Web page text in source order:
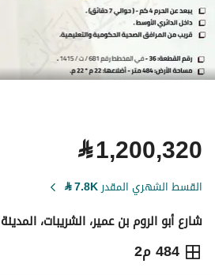
⃁1,200,320
القسط الشهري المقدر7.8K
⃁
شارع أبو الروم بن عمير، الشريبات،
484 م2
⃁
1,200,320